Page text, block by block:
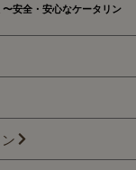
安全・安心なケータリン